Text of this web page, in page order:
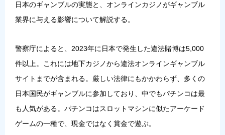
日本のギャンブルの実態と、オンラインカジノがギャンブル
業界に与える影響について解説する。
警察庁によると、2023年に日本で発生した違法賭博は5,000
件以上。これには地下カジノから違法オンラインギャンブル
サイトまでが含まれる。厳しい法律にもかかわらず、多くの
日本国民がギャンブルに参加しており、中でもパチンコは最
も人気がある。パチンコはスロットマシンに似たアーケード
ゲームの一種で、現金ではなく賞金で遊ぶ。